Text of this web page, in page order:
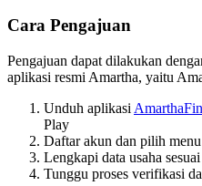
Cara Pengajuan
Pengajuan dapat dilakukan
aplikasi resmi Amartha, yaitu
Unduh aplikasi AmarthaFin
Play
Daftar akun dan pilih
Lengkapi data usaha
Tunggu proses verifikasi